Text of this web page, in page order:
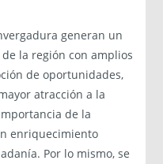
generan un
la región con amplios
de oportunidades,
atracción a la
de la
enriquecimiento
Por lo mismo, se